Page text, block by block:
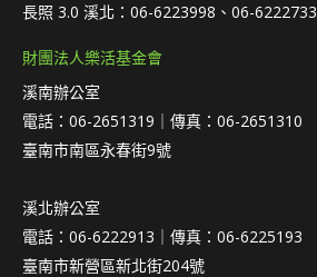
長照 3.0 溪北：06-6223998、06-6222733
財團法人樂活基金會
溪南辦公室
電話：06-2651319｜傳真：06-2651310
臺南市南區永春街9號
溪北辦公室
電話：06-6222913｜傳真：06-6225193
臺南市新營區新北街204號